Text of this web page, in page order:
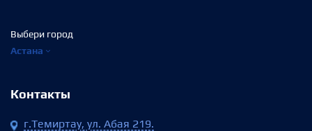
Выбери город
Астана
Контакты
г.Темиртау, ул. Абая 219.